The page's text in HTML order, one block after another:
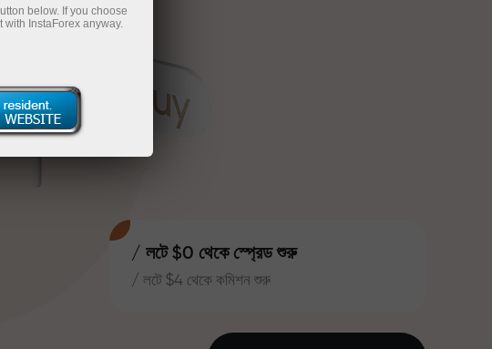
/ লটে $0 থেকে স্প্রেড শুরু
/ লটে $4 থেকে কমিশন শুরু
below. If you choose
InstaForex anyway.